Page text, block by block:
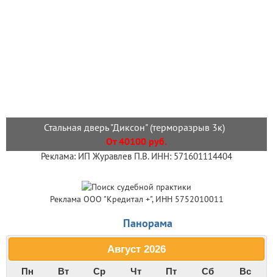
Стальная дверь "Диксон" (терморазрыв 3к)
От 40100 руб.
Реклама: ИП Журавлев П.В. ИНН: 571601114404
Реклама ООО "Кредитал +", ИНН 5752010011
Панорама
Август 2026
Пн Вт Ср Чт Пт Сб
Вс